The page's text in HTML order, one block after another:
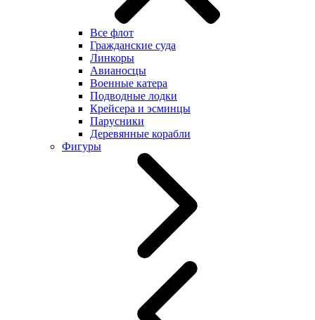
Все флот
Гражданские суда
Линкоры
Авианосцы
Военные катера
Подводные лодки
Крейсера и эсминцы
Парусники
Деревянные корабли
Фигуры